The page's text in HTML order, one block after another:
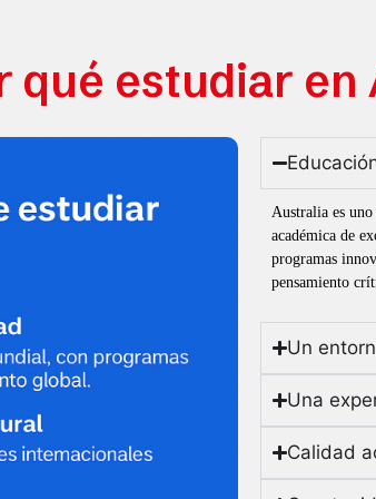
qué estudiar en
Australia es uno
académica de
programas
pensamiento
Un
Una
Calidad